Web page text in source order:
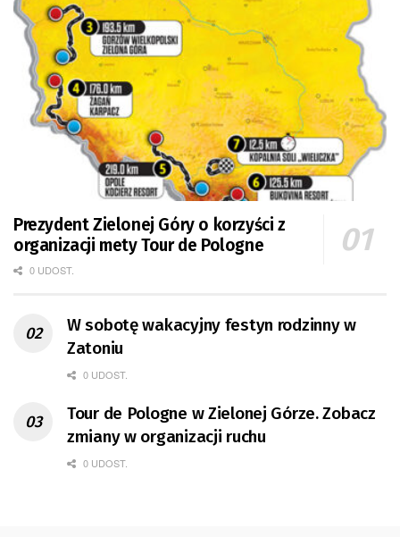
Prezydent Zielonej Góry o korzyści z
organizacji mety Tour de Pologne
0 UDOST.
W sobotę wakacyjny festyn rodzinny w
Zatoniu
0 UDOST.
Tour de Pologne w Zielonej Górze. Zobacz
zmiany w organizacji ruchu
0 UDOST.